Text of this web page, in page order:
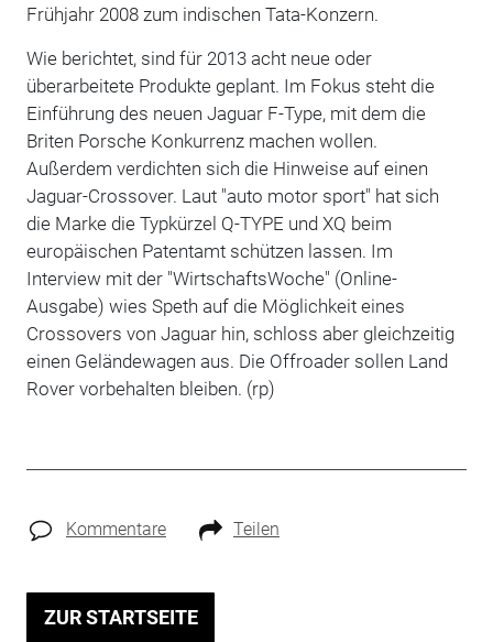
Frühjahr 2008 zum indischen Tata-Konzern.
Wie berichtet, sind für 2013 acht neue oder
überarbeitete Produkte geplant. Im Fokus steht die
Einführung des neuen Jaguar F-Type, mit dem die
Briten Porsche Konkurrenz machen wollen.
Außerdem verdichten sich die Hinweise auf einen
Jaguar-Crossover. Laut "auto motor sport" hat sich
die Marke die Typkürzel Q-TYPE und XQ beim
europäischen Patentamt schützen lassen. Im
Interview mit der "WirtschaftsWoche" (Online-
Ausgabe) wies Speth auf die Möglichkeit eines
Crossovers von Jaguar hin, schloss aber gleichzeitig
einen Geländewagen aus. Die Offroader sollen Land
Rover vorbehalten bleiben. (rp)
Kommentare Teilen
ZUR STARTSEITE